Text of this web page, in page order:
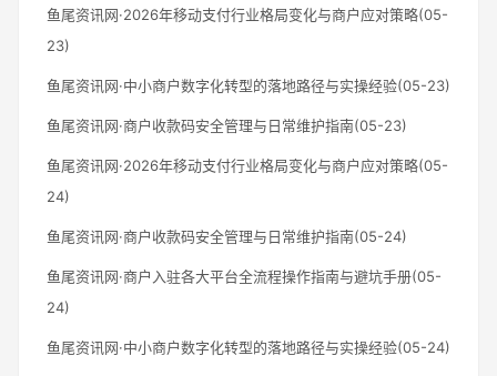
鱼尾资讯网·2026年移动支付行业格局变化与商户应对策略(05-
23)
鱼尾资讯网·中小商户数字化转型的落地路径与实操经验(05-23)
鱼尾资讯网·商户收款码安全管理与日常维护指南(05-23)
鱼尾资讯网·2026年移动支付行业格局变化与商户应对策略(05-
24)
鱼尾资讯网·商户收款码安全管理与日常维护指南(05-24)
鱼尾资讯网·商户入驻各大平台全流程操作指南与避坑手册(05-
24)
鱼尾资讯网·中小商户数字化转型的落地路径与实操经验(05-24)